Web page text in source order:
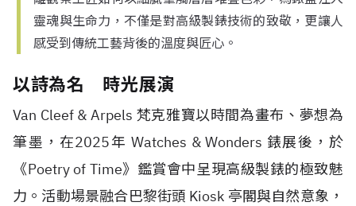
靈魂與生命力，不僅是對高級製錶技術的致敬，更讓人
感受到傳統工藝背後的溫度與匠心。
以詩為名 時光展演
Van Cleef & Arpels 梵克雅寶以時間為畫布、夢想為
筆墨，在2025年 Watches & Wonders 錶展後，於
《Poetry of Time》鑑賞會中呈現高級製錶的極致魅
力。活動場景融合巴黎街頭 Kiosk 亭閣與自然意象，